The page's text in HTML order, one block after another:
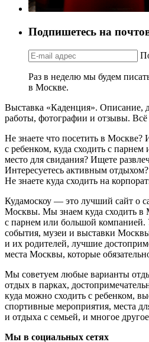
Подпишетесь на
Раз в неделю мы будем
в Москве.
Выставка «Каденция». Описание,
работы, фотографии и отзывы.
Не знаете что посетить в Москве?
с ребенком, куда сходить с
место для свидания? Ищете
Интересуетесь активным
Не знаете куда сходить на
Кудамоскоу — это лучший сайт о
Москвы. Мы знаем куда сходить в
с парнем или большой компанией.
события, музеи и выставки
и их родителей, лучшие
места Москвы, которые
Мы советуем любые варианты
отдых в парках,
куда можно сходить с ребенком,
спортивные мероприятия, места
и отдыха с семьей, и многое
Мы в социальных сетях